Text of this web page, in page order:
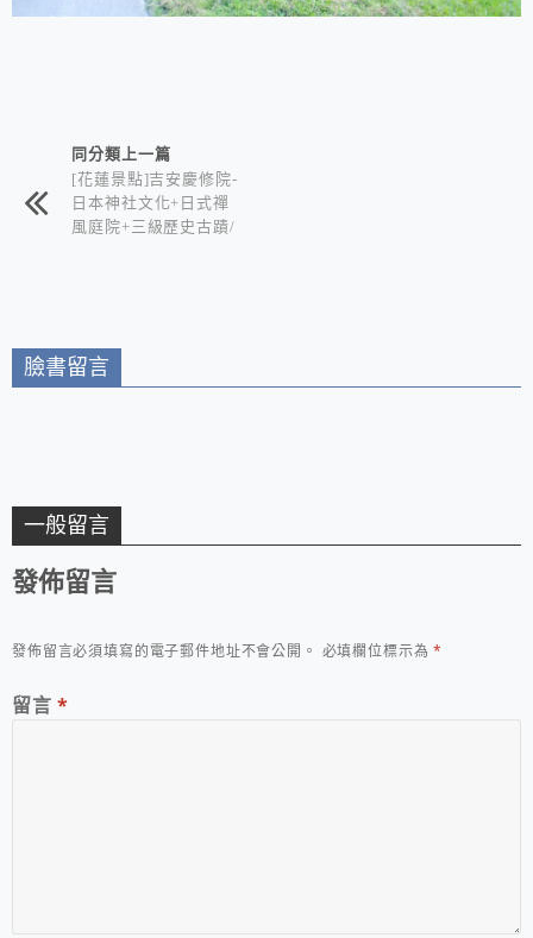
相連文章同分類上一篇
[花蓮景點]吉安慶修院-
日本神社文化+日式禪
風庭院+三級歷史古蹟/
臉書留言
一般留言
發佈留言
發佈留言必須填寫的電子郵件地址不會公開。 必填欄位標示為*
留言 *